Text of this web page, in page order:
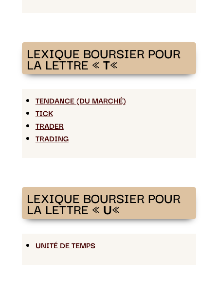
LEXIQUE BOURSIER POUR
LA LETTRE «T«
TENDANCE (DU MARCHÉ)
TICK
TRADER
TRADING
LEXIQUE BOURSIER POUR
LA LETTRE «U«
UNITÉ DE TEMPS